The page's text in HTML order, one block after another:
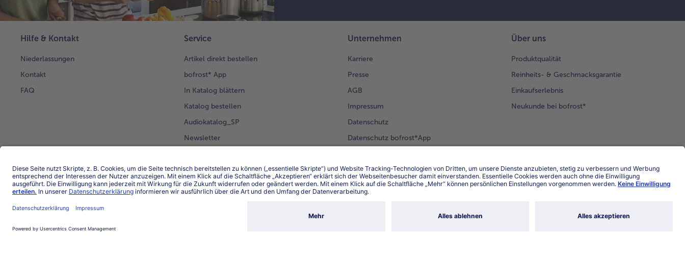
Hilfe & Kontakt
Niederlassungen
Kontakt
FAQ
Service
Artikel direkt bestellen
bofrost* App
In Katalog blättern
Katalog bestellen
Audiokatalog_SP
Newsletter
Unternehmen
Karriere
Presse
AGB
Impressum
Datenschutz
Datenschutz bofrost*App
Über uns
Produktqualität
Reinheits- & Geschmacksgarantie
Einkaufserlebnis
Neukunde bei bofrost*